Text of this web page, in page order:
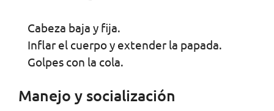
Cabeza baja y fija.
Inflar el cuerpo y extender la papada.
Golpes con la cola.
Manejo y socialización